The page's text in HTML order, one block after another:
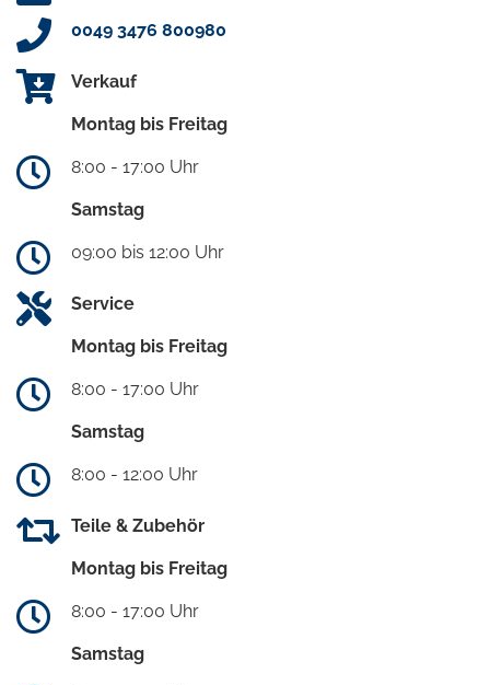
0049 3476 800980
Verkauf
Montag bis Freitag
8:00 - 17:00 Uhr
Samstag
09:00 bis 12:00 Uhr
Service
Montag bis Freitag
8:00 - 17:00 Uhr
Samstag
8:00 - 12:00 Uhr
Teile & Zubehör
Montag bis Freitag
8:00 - 17:00 Uhr
Samstag